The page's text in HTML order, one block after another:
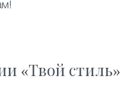
«Твой стиль»